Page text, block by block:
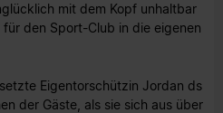
mit dem Kopf unhaltbar
den Sport-Club in die eigenen
Eigentorschützin Jordan ds
der Gäste, als sie sich aus über